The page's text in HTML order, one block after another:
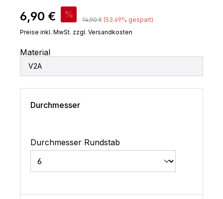
Verkaufspreis:
6,90 € % Regulärer Preis:
14,90 € (53.69% gespart)
Preise inkl. MwSt. zzgl. Versandkosten
Material
V2A
Durchmesser
Durchmesser Rundstab